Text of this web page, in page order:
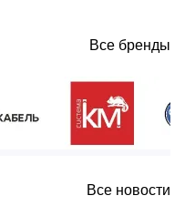
Все бренды
Все новости